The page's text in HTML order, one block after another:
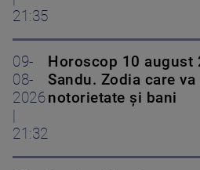
21:35
09-
08-
2026
21:32
Horoscop 10 august
Sandu. Zodia care
notorietate și bani